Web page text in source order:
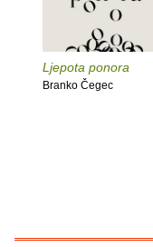
Ljepota ponora
Branko Čegec